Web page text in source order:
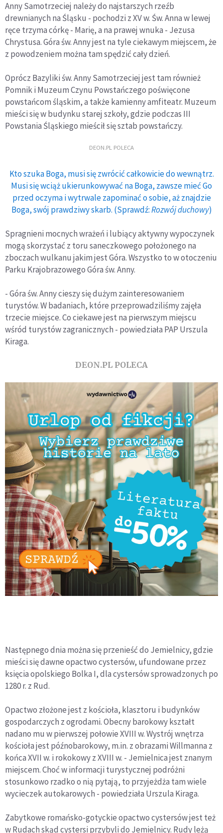
Anny Samotrzeciej należy do najstarszych rzeźb
drewnianych na Śląsku - pochodzi z XV w. Św. Anna w lewej
ręce trzyma córkę - Marię, a na prawej wnuka - Jezusa
Chrystusa. Góra św. Anny jest na tyle ciekawym miejscem, że
z powodzeniem można tam spędzić cały dzień.
Oprócz Bazyliki św. Anny Samotrzeciej jest tam również
Pomnik i Muzeum Czynu Powstańczego poświęcone
powstańcom śląskim, a także kamienny amfiteatr. Muzeum
mieści się w budynku starej szkoły, gdzie podczas III
Powstania Śląskiego mieścił się sztab powstańczy.
DEON.PL POLECA
Kto szuka Boga, musi się zwrócić całkowicie do wewnątrz.
Musi się wciąż ukierunkowywać na Boga, zawsze mieć Go
przed oczyma i wytrwale zapominać o sobie, aż znajdzie
Boga, swój prawdziwy skarb. (Sprawdź:Rozwój duchowy)
Spragnieni mocnych wrażeń i lubiący aktywny wypoczynek
mogą skorzystać z toru saneczkowego położonego na
zboczach wulkanu jakim jest Góra. Wszystko to w otoczeniu
Parku Krajobrazowego Góra św. Anny.
- Góra św. Anny cieszy się dużym zainteresowaniem
turystów. W badaniach, które przeprowadziliśmy zajęła
trzecie miejsce. Co ciekawe jest na pierwszym miejscu
wśród turystów zagranicznych - powiedziała PAP Urszula
Kiraga.
DEON.PL POLECA
Następnego dnia można się przenieść do Jemielnicy, gdzie
mieści się dawne opactwo cystersów, ufundowane przez
księcia opolskiego Bolka I, dla cystersów sprowadzonych po
1280 r. z Rud.
Opactwo złożone jest z kościoła, klasztoru i budynków
gospodarczych z ogrodami. Obecny barokowy kształt
nadano mu w pierwszej połowie XVIII w. Wystrój wnętrza
kościoła jest późnobarokowy, m.in. z obrazami Willmanna z
końca XVII w. i rokokowy z XVIII w. - Jemielnica jest znanym
miejscem. Choć w informacji turystycznej podróżni
stosunkowo rzadko o nią pytają, to przyjeżdża tam wiele
wycieczek autokarowych - powiedziała Urszula Kiraga.
Zabytkowe romańsko-gotyckie opactwo cystersów jest też
w Rudach skąd cystersi przybyli do Jemielnicy. Rudy leżą